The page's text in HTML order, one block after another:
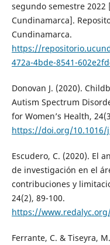
segundo semestre 2022
Cundinamarca].
Cundinamarca.
https://
472a-4bde-8541-
Donovan J. (2020).
Autism Spectrum
for Women’s Health,
https://doi.org/10.1016/
Escudero, C. (2020). El
de investigación en el
contribuciones y
24(2), 89-100.
https://
Ferrante, C. & Tiseyra,